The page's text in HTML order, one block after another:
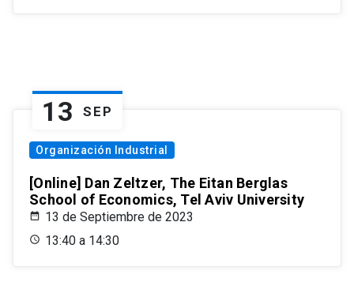
13 SEP
Organización Industrial
[Online] Dan Zeltzer, The Eitan Berglas
School of Economics, Tel Aviv University
13 de Septiembre de 2023
13:40 a 14:30